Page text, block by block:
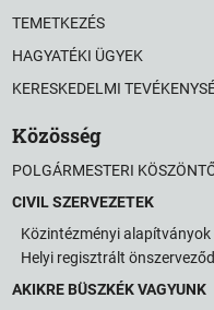
TEMETKEZÉS
HAGYATÉKI ÜGYEK
KERESKEDELMI
Közösség
POLGÁRMESTERI
CIVIL SZERVEZETEK
Közintézményi alapítványok
Helyi regisztrált
AKIKRE BÜSZKÉK VAGYUNK